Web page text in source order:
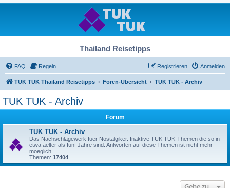
Thailand Reisetipps
FAQ Regeln Anmelden
Registrieren
TUK TUK Thailand Reisetipps Foren-Übersicht TUK TUK - Archiv
TUK TUK - Archiv
Forum
TUK TUK - Archiv
Das Nachschlagewerk fuer Nostalgiker. Inaktive TUK TUK-Themen die so in
etwa aelter als fünf Jahre sind. Antworten auf diese Themen ist nicht mehr
moeglich.
Themen: 17404